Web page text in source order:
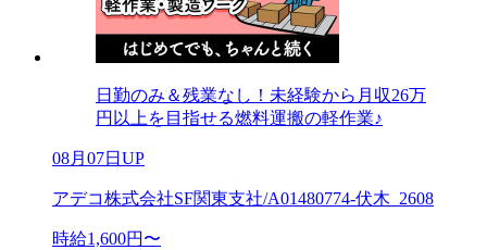
日勤のみ＆残業なし！未経験から月収26万
円以上を目指せる燃料運搬の軽作業♪
08月07日UP
アデコ株式会社SF関東支社/A01480774-伏木_2608
時給1,600円〜